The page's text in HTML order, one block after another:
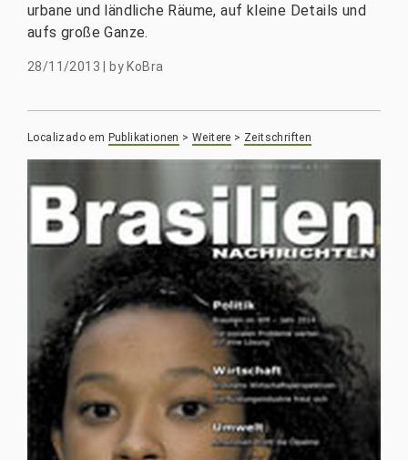
urbane und ländliche Räume, auf kleine Details und
aufs große Ganze.
28/11/2013|byKoBra
Localizado em Publikationen >Weitere > Zeitschriften